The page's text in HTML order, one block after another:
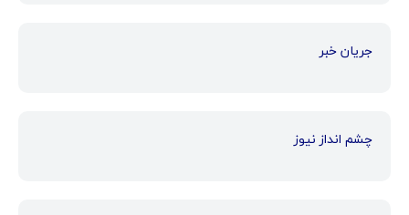
جریان خبر
چشم انداز نیوز